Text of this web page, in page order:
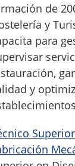
de
y
para
y